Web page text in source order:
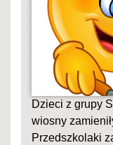
Dzieci z grupy
wiosny
Przedszkolaki